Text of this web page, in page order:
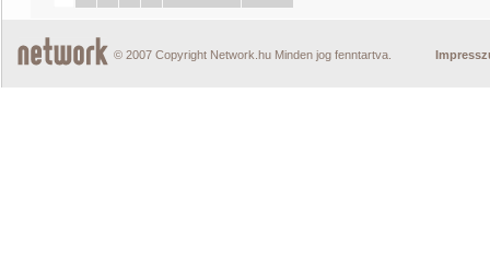
© 2007 Copyright Network.hu Minden jog fenntartva.